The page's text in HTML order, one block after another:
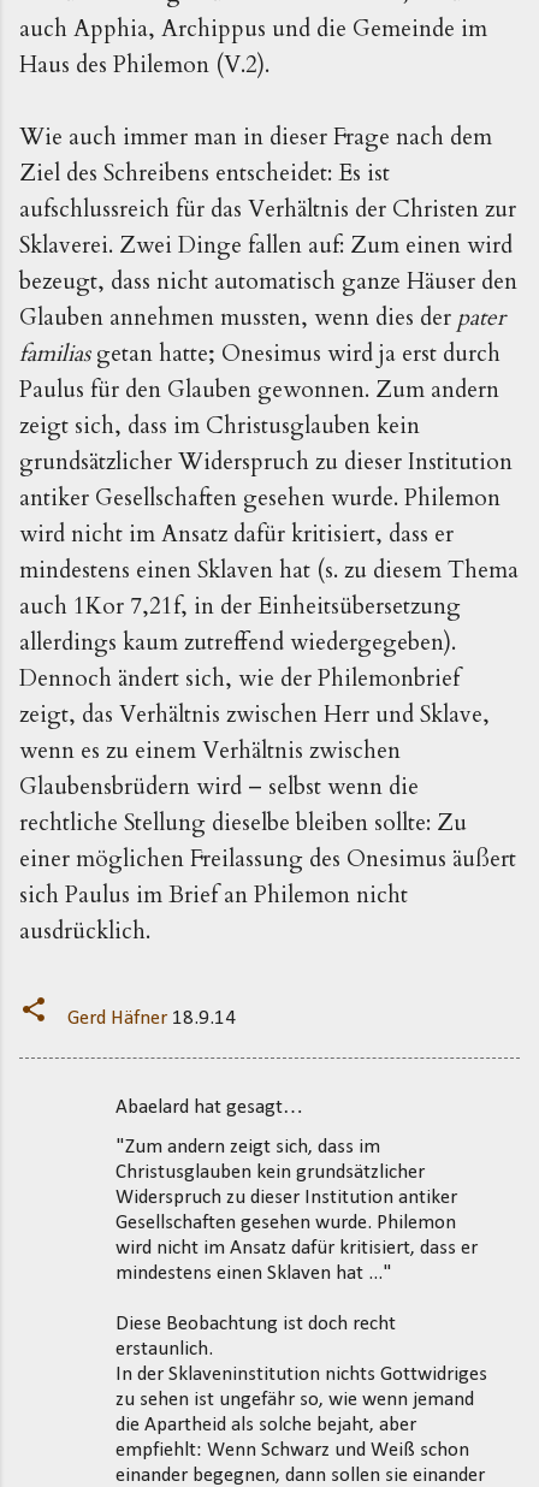
auch Apphia, Archippus und die Gemeinde im
Haus des Philemon (V.2).
Wie auch immer man in dieser Frage nach dem
Ziel des Schreibens entscheidet: Es ist
aufschlussreich für das Verhältnis der Christen zur
Sklaverei. Zwei Dinge fallen auf: Zum einen wird
bezeugt, dass nicht automatisch ganze Häuser den
Glauben annehmen mussten, wenn dies der pater
familiasgetan hatte; Onesimus wird ja erst durch
Paulus für den Glauben gewonnen. Zum andern
zeigt sich, dass im Christusglauben kein
grundsätzlicher Widerspruch zu dieser Institution
antiker Gesellschaften gesehen wurde. Philemon
wird nicht im Ansatz dafür kritisiert, dass er
mindestens einen Sklaven hat (s. zu diesem Thema
auch 1Kor 7,21f, in der Einheitsübersetzung
allerdings kaum zutreffend wiedergegeben).
Dennoch ändert sich, wie der Philemonbrief
zeigt, das Verhältnis zwischen Herr und Sklave,
wenn es zu einem Verhältnis zwischen
Glaubensbrüdern wird – selbst wenn die
rechtliche Stellung dieselbe bleiben sollte: Zu
einer möglichen Freilassung des Onesimus äußert
sich Paulus im Brief an Philemon nicht
ausdrücklich.
Gerd Häfner 18.9.14
Abaelard hat gesagt…
"Zum andern zeigt sich, dass im
Christusglauben kein grundsätzlicher
Widerspruch zu dieser Institution antiker
Gesellschaften gesehen wurde. Philemon
wird nicht im Ansatz dafür kritisiert, dass er
mindestens einen Sklaven hat ..."
Diese Beobachtung ist doch recht
erstaunlich.
In der Sklaveninstitution nichts Gottwidriges
zu sehen ist ungefähr so, wie wenn jemand
die Apartheid als solche bejaht, aber
empfiehlt: Wenn Schwarz und Weiß schon
einander begegnen, dann sollen sie einander